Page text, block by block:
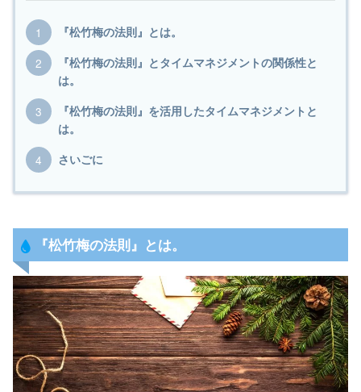
『松竹梅の法則』とは。
『松竹梅の法則』とタイムマネジメントの関係性と
は。
『松竹梅の法則』を活用したタイムマネジメントと
は。
さいごに
『松竹梅の法則 』とは。